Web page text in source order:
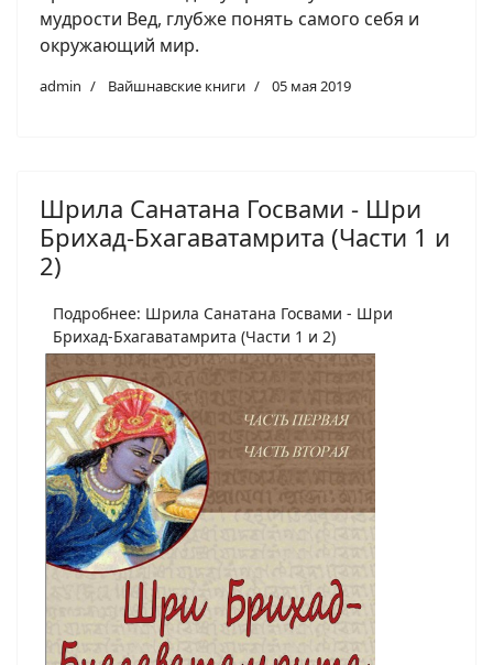
мудрости Вед, глубже понять самого себя и
окружающий мир.
admin Вайшнавские книги 05 мая 2019
Шрила Санатана Госвами - Шри
Брихад-Бхагаватамрита (Части 1 и
2)
Подробнее: Шрила Санатана Госвами - Шри
Брихад-Бхагаватамрита (Части 1 и 2)